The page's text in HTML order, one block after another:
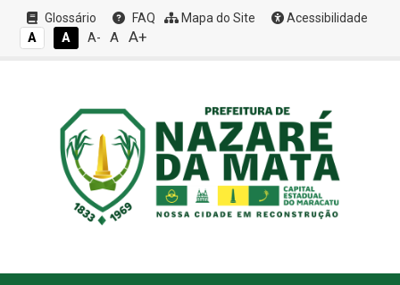
Glossário FAQ Mapa do Site
Acessibilidade
A
A A- A A+